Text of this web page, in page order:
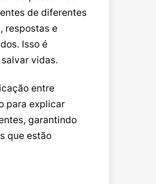
de diferentes
respostas e
Isso é
vidas.
entre
para explicar
garantindo
que estão